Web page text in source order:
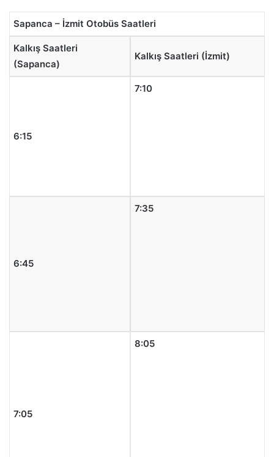
Sapanca – İzmit Otobüs Saatleri
Kalkış Saatleri
(Sapanca)
Kalkış Saatleri (İzmit)
6:15
7:10
6:45
7:35
7:05
8:05